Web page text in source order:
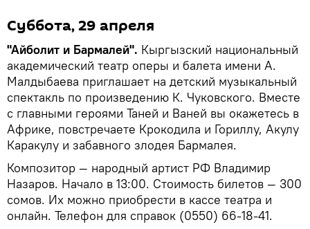
Суббота, 29 апреля
"Айболит и Бармалей". Кыргызский национальный
академический театр оперы и балета имени А.
Малдыбаева приглашает на детский музыкальный
спектакль по произведению К. Чуковского. Вместе
с главными героями Таней и Ваней вы окажетесь в
Африке, повстречаете Крокодила и Гориллу, Акулу
Каракулу и забавного злодея Бармалея.
Композитор — народный артист РФ Владимир
Назаров. Начало в 13:00. Стоимость билетов — 300
сомов. Их можно приобрести в кассе театра и
онлайн. Телефон для справок (0550) 66-18-41.